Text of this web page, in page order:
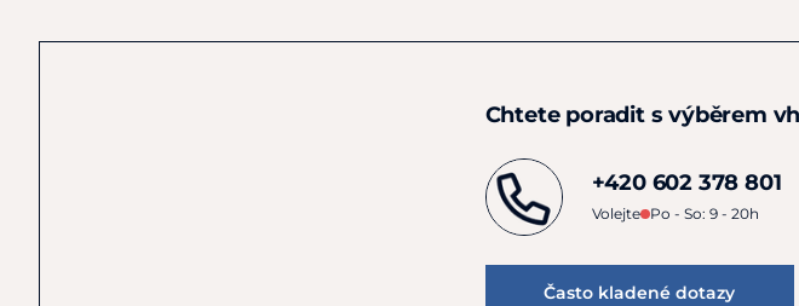
Chtete poradit s výběrem
+420 602 378 801
Volejte Po - So: 9 - 20h
Často kladené dotazy